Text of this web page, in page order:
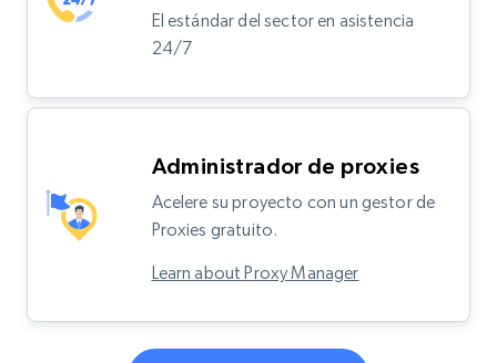
El estándar del sector en asistencia
24/7
Administrador de proxies
Acelere su proyecto con un gestor de
Proxies gratuito.
Learn about Proxy Manager